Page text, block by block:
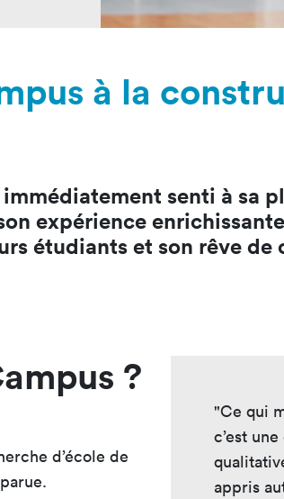
à la
senti à sa
expérience
étudiants et son rêve de
?
d’école de
"Ce qui
c’est
appris
Cybersécurité